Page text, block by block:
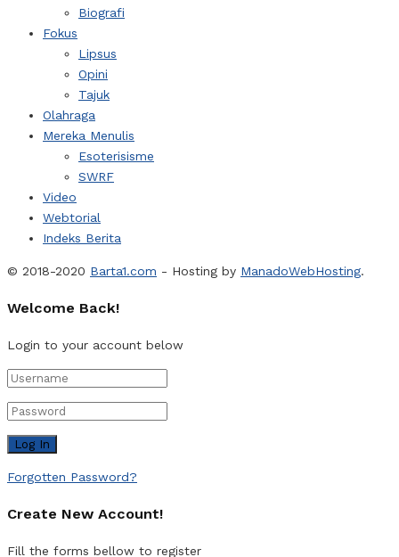
Biografi
Fokus
Lipsus
Opini
Tajuk
Olahraga
Mereka Menulis
Esoterisisme
SWRF
Video
Webtorial
Indeks Berita
© 2018-2020 Barta1.com - Hosting by ManadoWebHosting.
Welcome Back!
Login to your account below
Forgotten Password?
Create New Account!
Fill the forms bellow to register